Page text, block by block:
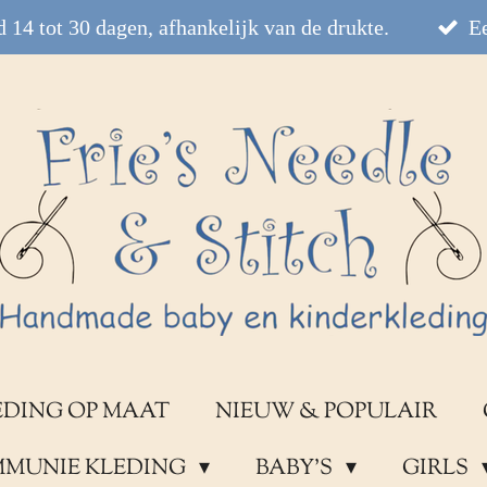
14 tot 30 dagen, afhankelijk van de drukte.
OP MAAT NIEUW & POPULAIR
KLEDING
BABY'S
GIRLS